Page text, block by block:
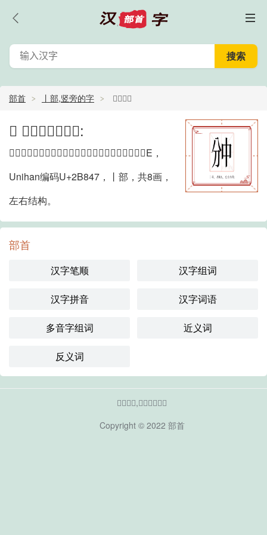
部首 丨部,竖旁的字 𫡇的部首
𫡇 的部首详情如下:
𫡇的部首是丨部。，位于中日韩统一表意文字扩展区E，
Unihan编码U+2B847，丨部，共8画，
左右结构。
部首
汉字笔顺 汉字组词
汉字拼音 汉字词语
多音字组词 近义词
反义词
𫡇的部首,𫡇的偏旁部首
Copyright © 2022 部首